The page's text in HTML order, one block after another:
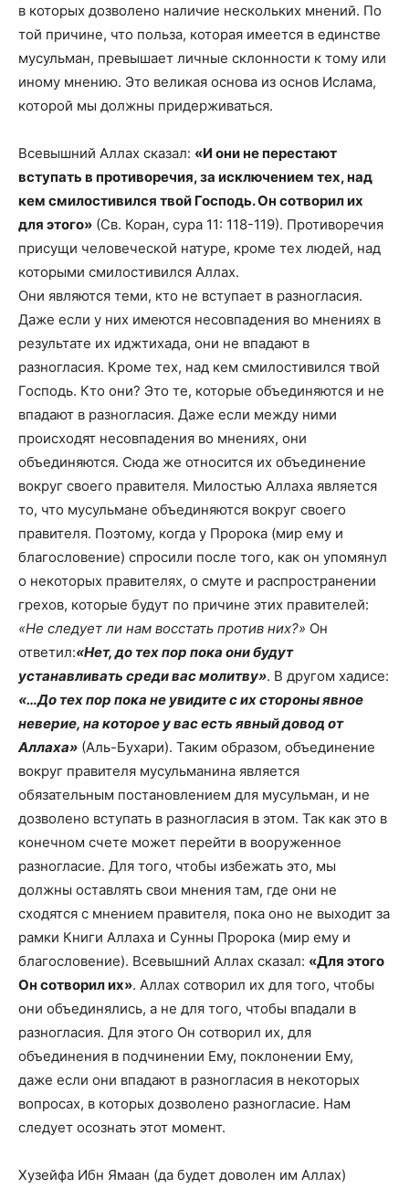
в которых дозволено наличие нескольких мнений. По
той причине, что польза, которая имеется в единстве
мусульман, превышает личные склонности к тому или
иному мнению. Это великая основа из основ Ислама,
которой мы должны придерживаться.
Всевышний Аллах сказал: «И они не перестают
вступать в противоречия, за исключением тех, над
кем смилостивился твой Господь. Он сотворил их
для этого» (Св. Коран, сура 11: 118-119). Противоречия
присущи человеческой натуре, кроме тех людей, над
которыми смилостивился Аллах.
Они являются теми, кто не вступает в разногласия.
Даже если у них имеются несовпадения во мнениях в
результате их иджтихада, они не впадают в
разногласия. Кроме тех, над кем смилостивился твой
Господь. Кто они? Это те, которые объединяются и не
впадают в разногласия. Даже если между ними
происходят несовпадения во мнениях, они
объединяются. Сюда же относится их объединение
вокруг своего правителя. Милостью Аллаха является
то, что мусульмане объединяются вокруг своего
правителя. Поэтому, когда у Пророка (мир ему и
благословение) спросили после того, как он упомянул
о некоторых правителях, о смуте и распространении
грехов, которые будут по причине этих правителей:
«Не следует ли нам восстать против них?» Он
ответил:«Нет, до тех пор пока они будут
устанавливать среди вас молитву». В другом хадисе:
«…До тех пор пока не увидите с их стороны явное
неверие, на которое у вас есть явный довод от
Аллаха» (Аль-Бухари). Таким образом, объединение
вокруг правителя мусульманина является
обязательным постановлением для мусульман, и не
дозволено вступать в разногласия в этом. Так как это в
конечном счете может перейти в вооруженное
разногласие. Для того, чтобы избежать это, мы
должны оставлять свои мнения там, где они не
сходятся с мнением правителя, пока оно не выходит за
рамки Книги Аллаха и Сунны Пророка (мир ему и
благословение). Всевышний Аллах сказал: «Для этого
Он сотворил их». Аллах сотворил их для того, чтобы
они объединялись, а не для того, чтобы впадали в
разногласия. Для этого Он сотворил их, для
объединения в подчинении Ему, поклонении Ему,
даже если они впадают в разногласия в некоторых
вопросах, в которых дозволено разногласие. Нам
следует осознать этот момент.
Хузейфа Ибн Ямаан (да будет доволен им Аллах)